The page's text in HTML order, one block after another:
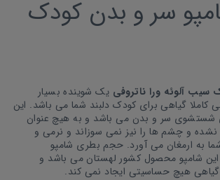
سر و بدن کودک
سیب آلوئه ورا ناتروفی یک شوینده بسیار
کاملا گیاهی برای کودک دلبند شما می باشد. این
سر و بدن می باشد و به هیچ عنوان
و چشم ها را نیز نمی سوزاند و نرمی و
به ارمغان می آورد. حجم بطری شامپو
این شامپو محصول کشور لهستان می باشد و
گیاهی هیچ حساسیتی ایجاد نمی کند.